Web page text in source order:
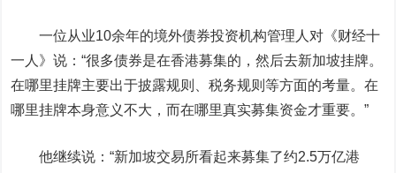
一位从业10余年的境外债券投资机构管理人对《财经十
一人》说：“很多债券是在香港募集的，然后去新加坡挂牌。
在哪里挂牌主要出于披露规则、税务规则等方面的考量。在
哪里挂牌本身意义不大，而在哪里真实募集资金才重要。”
他继续说：“新加坡交易所看起来募集了约2.5万亿港